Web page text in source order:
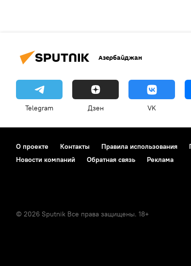
Азербайджан
Telegram Дзен VK
О проекте Контакты Правила использования
Новости компаний
Обратная связь Реклама
© 2026 Sputnik Все права защищены. 18+